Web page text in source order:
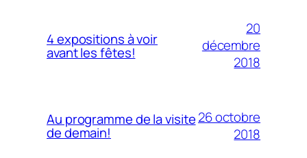
4 expositions à voir
avant les fêtes!
20
décembre
2018
Au programme de la visite
de demain!
26 octobre
2018